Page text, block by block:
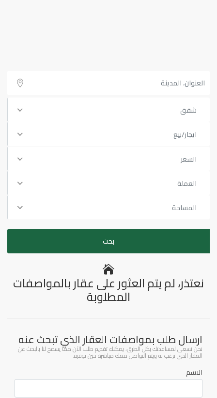
شقق
ايجار/بيع
السعر
العملة
المساحة
نعتذر، لم يتم العثور على عقار بالمواصفات
المطلوبة
ارسال طلب بمواصفات العقار الذي تبحث عنه
نحن نسعى لمساعدتك بكل الطرق، يمكنك تقديم طلب الآن مما يسمح لنا بالبحث عن
العقار الذي ترغب به ويتم التواصل معك مباشرة حين توفره.
الاسم